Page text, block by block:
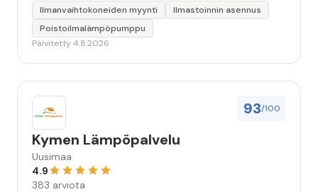
Ilmanvaihtokoneiden myynti
Ilmastoinnin asennus
Poistoilmalämpöpumppu
Päivitetty 4.8.2026
93/100
Kymen Lämpöpalvelu
Uusimaa
4.9
383 arviota